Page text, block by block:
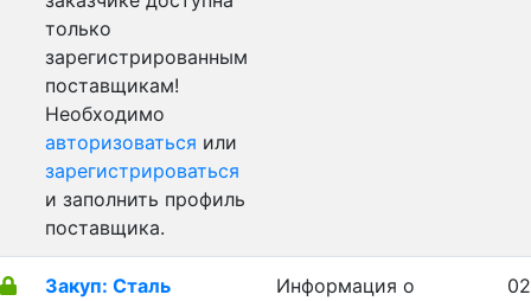
только
зарегистрированным
поставщикам!
Необходимо
авторизоваться или
зарегистрироваться
и заполнить профиль
поставщика.
Закуп: Сталь
Информация о